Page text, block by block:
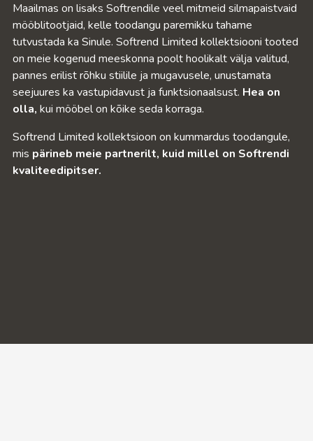
Maailmas on lisaks Softrendile veel mitmeid silmapaistvaid
mööblitootjaid, kelle toodangu paremikku tahame
tutvustada ka Sinule. Softrend Limited kollektsiooni tooted
on meie kogenud meeskonna poolt hoolikalt välja valitud,
pannes erilist rõhku stiilile ja mugavusele, unustamata
seejuures ka vastupidavust ja funktsionaalsust. Hea on
olla, kui mööbel on kõike seda korraga.
Softrend Limited kollektsioon on kummardus toodangule,
mis pärineb meie partnerilt, kuid millel on Softrendi
kvaliteedipitser.